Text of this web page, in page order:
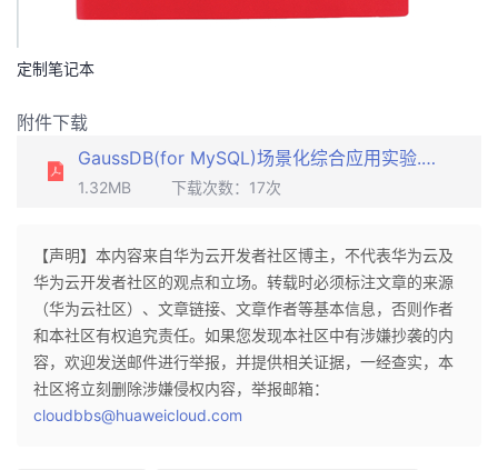
定制笔记本
附件下载
GaussDB(for MySQL)场景化综合应用实验.pdf
1.32MB 下载次数： 17次
【声明】本内容来自华为云开发者社区博主，不代表华为云及
华为云开发者社区的观点和立场。转载时必须标注文章的来源
（华为云社区）、文章链接、文章作者等基本信息，否则作者
和本社区有权追究责任。如果您发现本社区中有涉嫌抄袭的内
容，欢迎发送邮件进行举报，并提供相关证据，一经查实，本
社区将立刻删除涉嫌侵权内容，举报邮箱：
cloudbbs@huaweicloud.com